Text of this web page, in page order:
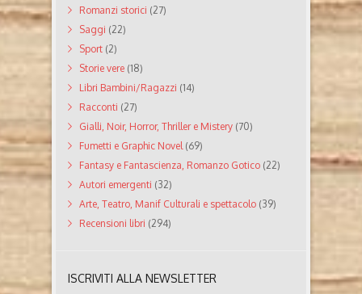
Romanzi storici (27)
Saggi (22)
Sport (2)
Storie vere (18)
Libri Bambini/Ragazzi (14)
Racconti (27)
Gialli, Noir, Horror, Thriller e Mistery (70)
Fumetti e Graphic Novel(69)
Fantasy e Fantascienza, Romanzo Gotico (22)
Autori emergenti (32)
Arte, Teatro, Manif Culturali e spettacolo (39)
Recensioni libri (294)
ISCRIVITI ALLA NEWSLETTER